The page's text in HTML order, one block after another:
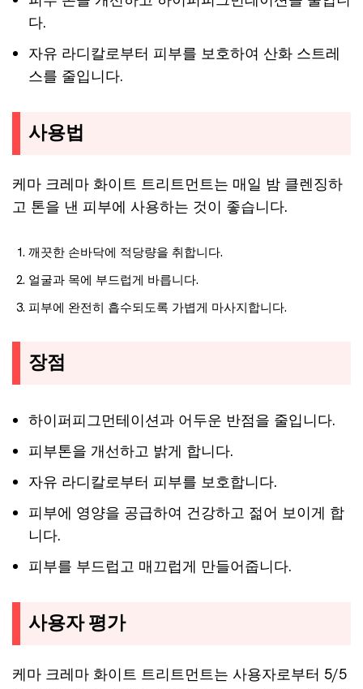
다.
자유 라디칼로부터 피부를 보호하여 산화 스트레
스를 줄입니다.
사용법
케마 크레마 화이트 트리트먼트는 매일 밤 클렌징하
고 톤을 낸 피부에 사용하는 것이 좋습니다.
깨끗한 손바닥에 적당량을 취합니다.
얼굴과 목에 부드럽게 바릅니다.
피부에 완전히 흡수되도록 가볍게 마사지합니다.
장점
하이퍼피그먼테이션과 어두운 반점을 줄입니다.
피부톤을 개선하고 밝게 합니다.
자유 라디칼로부터 피부를 보호합니다.
피부에 영양을 공급하여 건강하고 젊어 보이게 합
니다.
피부를 부드럽고 매끄럽게 만들어줍니다.
사용자 평가
케마 크레마 화이트 트리트먼트는 사용자로부터 5/5